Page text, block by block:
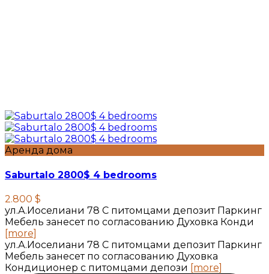
Аренда дома
Saburtalo 2800$ 4 bedrooms
2.800 $
ул.А.Иоселиани 78 С питомцами депозит Паркинг
Мебель занесет по согласованию Духовка Конди
[more]
ул.А.Иоселиани 78 С питомцами депозит Паркинг
Мебель занесет по согласованию Духовка
Кондиционер с питомцами депози [more]